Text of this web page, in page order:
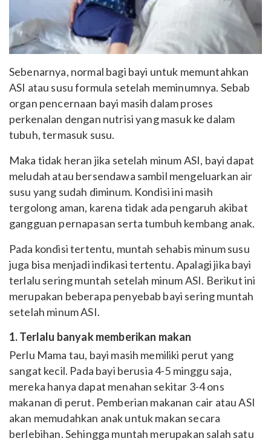
Sebenarnya, normal bagi bayi untuk memuntahkan
ASI atau susu formula setelah meminumnya. Sebab
organ pencernaan bayi masih dalam proses
perkenalan dengan nutrisi yang masuk ke dalam
tubuh, termasuk susu.
Maka tidak heran jika setelah minum ASI, bayi dapat
meludah atau bersendawa sambil mengeluarkan air
susu yang sudah diminum. Kondisi ini masih
tergolong aman, karena tidak ada pengaruh akibat
gangguan pernapasan serta tumbuh kembang anak.
Pada kondisi tertentu, muntah sehabis minum susu
juga bisa menjadi indikasi tertentu. Apalagi jika bayi
terlalu sering muntah setelah minum ASI. Berikut ini
merupakan beberapa penyebab bayi sering muntah
setelah minum ASI.
1. Terlalu banyak memberikan makan
Perlu Mama tau, bayi masih memiliki perut yang
sangat kecil. Pada bayi berusia 4-5 minggu saja,
mereka hanya dapat menahan sekitar 3-4 ons
makanan di perut. Pemberian makanan cair atau ASI
akan memudahkan anak untuk makan secara
berlebihan. Sehingga muntah merupakan salah satu